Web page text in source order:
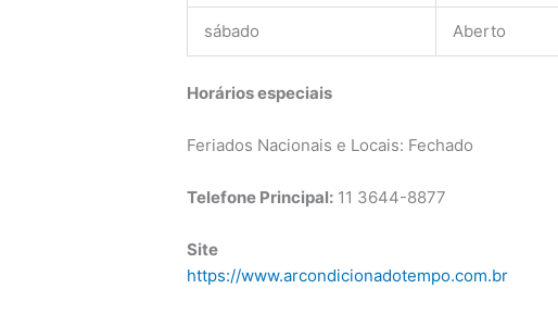
sábado Aberto
Horários especiais
Feriados Nacionais e Locais: Fechado
Telefone Principal: 11 3644-8877
Site
https://www.arcondicionadotempo.com.br